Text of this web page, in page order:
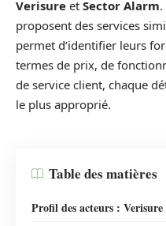
Verisure et Sector Alarm
proposent des services
permet d’identifier leurs
termes de prix, de
de service client, chaque
le plus approprié.
Table des matières
Profil des acteurs :